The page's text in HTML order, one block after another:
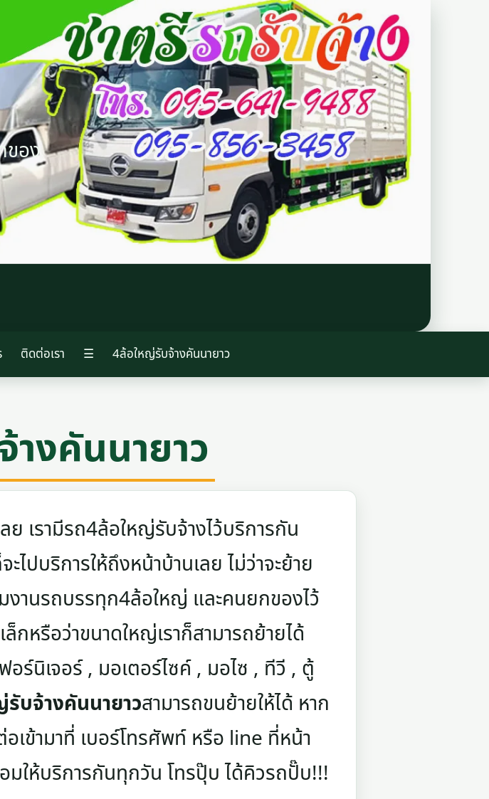
ของ
ติดต่อเรา ☰ 4ล้อใหญ่รับจ้างคันนายาว
งคันนายาว
เรามีรถ4ล้อใหญ่รับจ้างไว้บริการกัน
ไปบริการให้ถึงหน้าบ้านเลย ไม่ว่าจะย้าย
านรถบรรทุก4ล้อใหญ่ และคนยกของไว้
กหรือว่าขนาดใหญ่เราก็สามารถย้ายได้
ร์นิเจอร์ , มอเตอร์ไซค์ , มอไซ , ทีวี , ตู้
บจ้างคันนายาวสามารถขนย้ายให้ได้ หาก
เข้ามาที่ เบอร์โทรศัพท์ หรือ line ที่หน้า
มให้บริการกันทุกวัน โทรปุ๊บ ได้คิวรถปั๊บ!!!